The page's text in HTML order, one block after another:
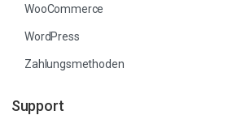
WooCommerce
WordPress
Zahlungsmethoden
Support